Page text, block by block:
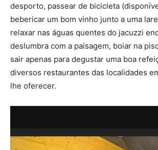
desporto, passear de bicicleta
bebericar um bom vinho junto a uma
relaxar nas águas quentes do jacuzzi
deslumbra com a paisagem, boiar na
sair apenas para degustar uma boa
diversos restaurantes das localidades
lhe oferecer.